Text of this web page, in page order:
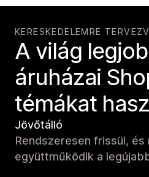
KERESKEDELEMRE
A világ
áruházai
témákat
Jövőtálló
Rendszeresen frissül, és
együttműködik a